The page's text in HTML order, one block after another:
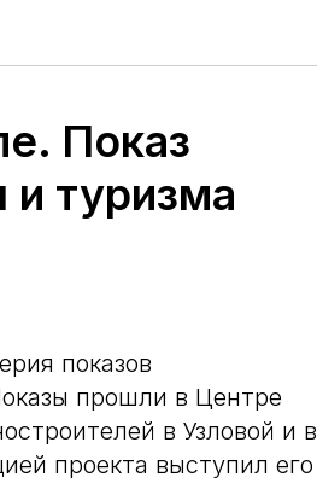
Показ
и туризма
показов
прошли в Центре
в Узловой и в
проекта выступил его